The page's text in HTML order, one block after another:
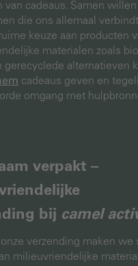
van cadeaus. Samen
die ons allemaal
keuze aan producten
materialen zoals
gerecyclede alternatieven
cadeaus geven en
omgang met
verpakt –
bij camel
verzending maken we
milieuvriendelijke